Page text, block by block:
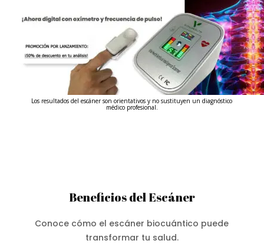
Los resultados del escáner son orientativos y no sustituyen un diagnóstico
médico profesional.
Beneficios del Escáner
Conoce cómo el escáner biocuántico puede
transformar tu salud.